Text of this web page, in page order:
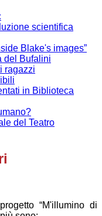
scientifica
Blake's images”
del Bufalini
ragazzi
in Biblioteca
del Teatro
“M'illumino di